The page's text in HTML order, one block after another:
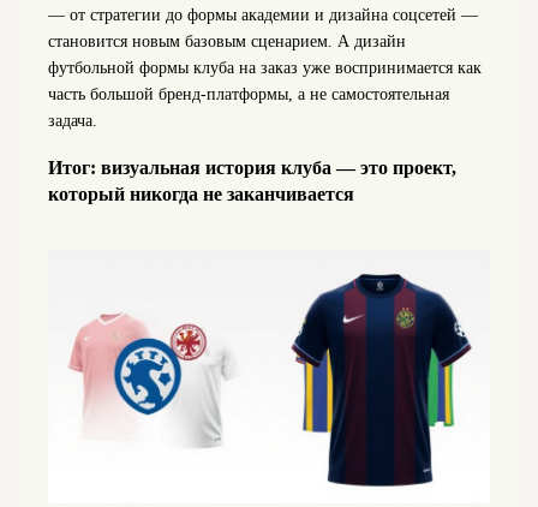
— от стратегии до формы академии и дизайна соцсетей —
становится новым базовым сценарием. А дизайн
футбольной формы клуба на заказ уже воспринимается как
часть большой бренд-платформы, а не самостоятельная
задача.
Итог: визуальная история клуба — это проект,
который никогда не заканчивается